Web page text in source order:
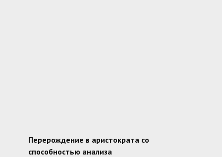
Перерождение в аристократа со
способностью анализа